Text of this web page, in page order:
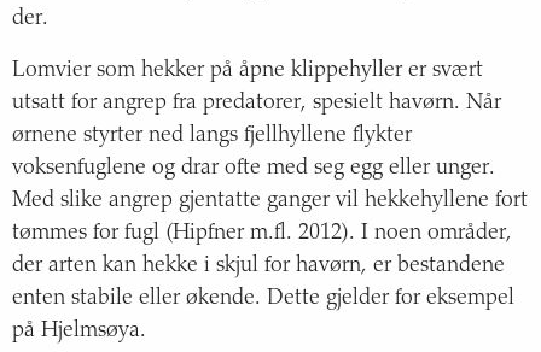
der.
Lomvier som hekker på åpne klippehyller er svært
utsatt for angrep fra predatorer, spesielt havørn. Når
ørnene styrter ned langs fjellhyllene flykter
voksenfuglene og drar ofte med seg egg eller unger.
Med slike angrep gjentatte ganger vil hekkehyllene fort
tømmes for fugl (Hipfner m.fl. 2012). I noen områder,
der arten kan hekke i skjul for havørn, er bestandene
enten stabile eller økende. Dette gjelder for eksempel
på Hjelmsøya.